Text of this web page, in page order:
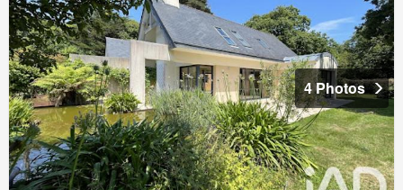
4 Photos